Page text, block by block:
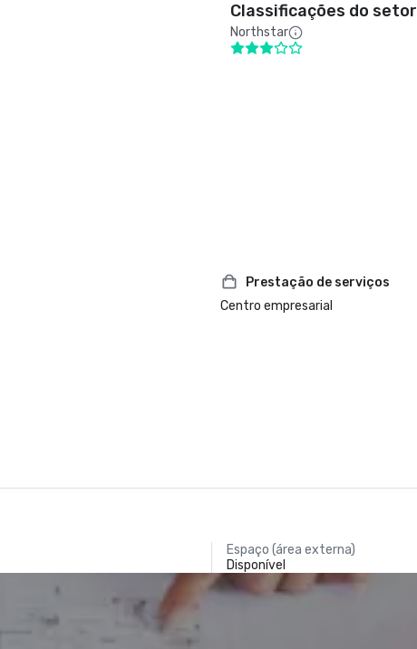
Classificações do setor
Northstar
Prestação de serviços
Centro empresarial
Espaço (área externa)
Disponível